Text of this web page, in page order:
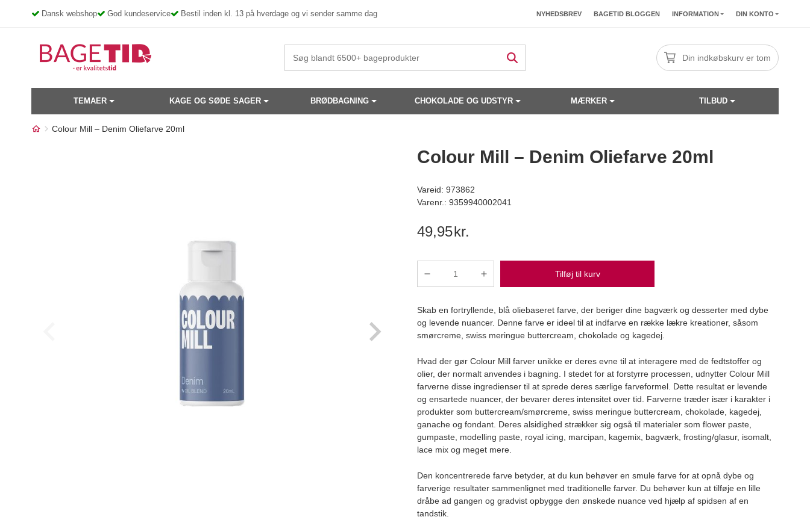
Dansk webshop God kundeservice Bestil inden kl. 13 på hverdage og vi sender samme dag NYHEDSBREV BAGETID BLOGGEN INFORMATION DIN KONTO
Din indkøbskurv er tom
TEMAER KAGE OG SØDE SAGER BRØDBAGNING CHOKOLADE OG UDSTYR MÆRKER TILBUD
Colour Mill – Denim Oliefarve 20ml
Måske kunne nogle af disse produkter have din interesse?
Læg i kurv
Colour Mill – Denim Oliefarve 20ml
Vareid: 973862
Varenr.: 9359940002041
49,95kr.
Oliefarve
Tilføj til kurv
Skab en fortryllende, blå oliebaseret farve, der beriger dine bagværk og desserter med dybe
og levende nuancer. Denne farve er ideel til at indfarve en række lækre kreationer, såsom
smørcreme, swiss meringue buttercream, chokolade og kagedej.
Hvad der gør Colour Mill farver unikke er deres evne til at interagere med de fedtstoffer og
olier, der normalt anvendes i bagning. I stedet for at forstyrre processen, udnytter Colour Mill
farverne disse ingredienser til at sprede deres særlige farveformel. Dette resultat er levende
og ensartede nuancer, der bevarer deres intensitet over tid. Farverne træder især i karakter i
produkter som buttercream/smørcreme, swiss meringue buttercream, chokolade, kagedej,
ganache og fondant. Deres alsidighed strækker sig også til materialer som flower paste,
gumpaste, modelling paste, royal icing, marcipan, kagemix, bagværk, frosting/glasur, isomalt,
lace mix og meget mere.
Den koncentrerede farve betyder, at du kun behøver en smule farve for at opnå dybe og
farverige resultater sammenlignet med traditionelle farver. Du behøver kun at tilføje en lille
dråbe ad gangen og gradvist opbygge den ønskede nuance ved hjælp af spidsen af en
tandstik.